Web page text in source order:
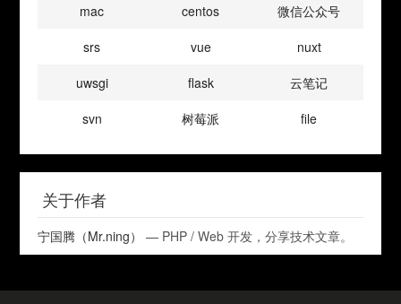
mac
centos
微信公众号
srs
vue
nuxt
uwsgi
flask
云笔记
svn
树莓派 file
关于作者
宁国腾（Mr.ning） — PHP / Web 开发，分享技术文章。